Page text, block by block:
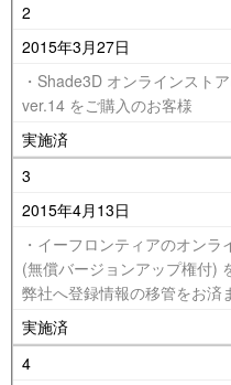
2
2015年3月27日
・Shade3D オンラインスト
ver.14 をご購入のお客様
実施済
3
2015年4月13日
・イーフロンティアのオン
(無償バージョンアップ権付)
弊社へ登録情報の移管をお済
実施済
4